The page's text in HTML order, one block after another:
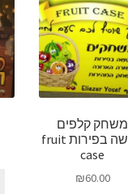
משחק קלפים
מעשה בפירות fruit
case
₪60.00